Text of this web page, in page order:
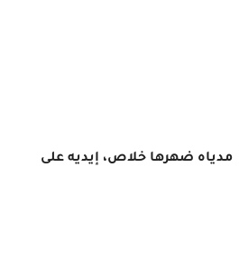
مدياه ضهرها خلاص، إيديه على